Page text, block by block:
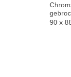
90 x